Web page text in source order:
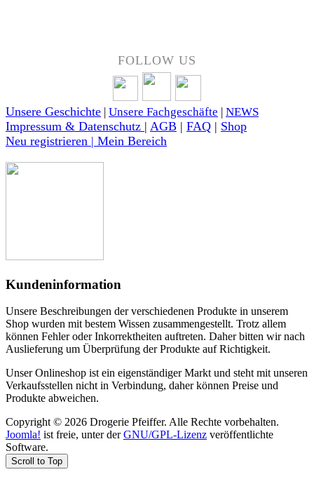
FOLLOW US
Unsere Geschichte | Unsere Fachgeschäfte | NEWS
Impressum & Datenschutz | AGB | FAQ | Shop
Neu registrieren | Mein Bereich
Kundeninformation
Unsere Beschreibungen der verschiedenen Produkte in unserem
Shop wurden mit bestem Wissen zusammengestellt. Trotz allem
können Fehler oder Inkorrektheiten auftreten. Daher bitten wir nach
Auslieferung um Überprüfung der Produkte auf Richtigkeit.
Unser Onlineshop ist ein eigenständiger Markt und steht mit unseren
Verkaufsstellen nicht in Verbindung, daher können Preise und
Produkte abweichen.
Copyright © 2026 Drogerie Pfeiffer. Alle Rechte vorbehalten.
Joomla! ist freie, unter derGNU/GPL-Lizenz veröffentlichte
Software.
Scroll to Top